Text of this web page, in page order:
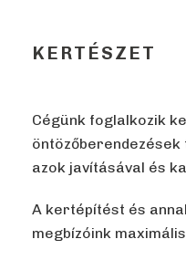
KERTÉSZET
Cégünk foglalkozik
azok javításával és
A kertépítést és
megbízóink